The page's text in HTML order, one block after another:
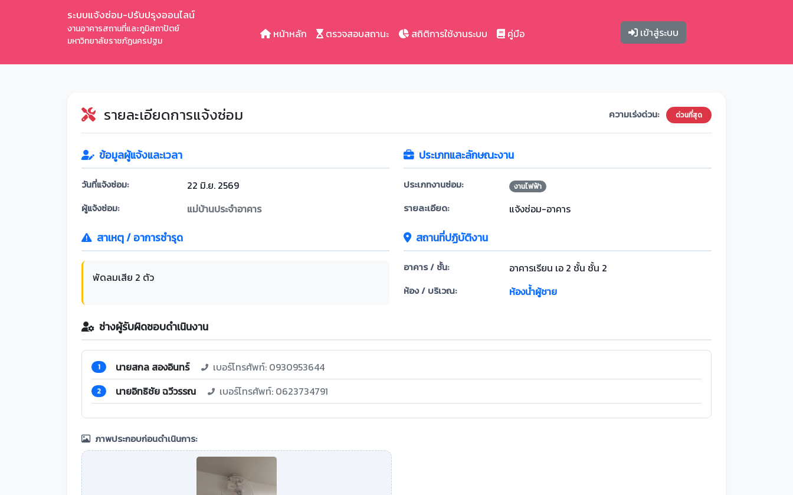
ระบบแจ้งซ่อม-ปรับปรุงออนไลน์
งานอาคารสถานที่และภูมิสถาปัตย์
มหาวิทยาลัยราชภัฏนครปฐม
หน้าหลัก ตรวจสอบสถานะ สถิติการใช้งานระบบ คู่มือ เข้าสู่ระบบ
รายละเอียดการแจ้งซ่อม ความเร่งด่วน: ด่วนที่สุด
ข้อมูลผู้แจ้งและเวลา
วันที่แจ้งซ่อม: 22 มิ.ย. 2569
ผู้แจ้งซ่อม: แม่บ้านประจำอาคาร
ประเภทและลักษณะงาน
ประเภทงานซ่อม: งานไฟฟ้า
รายละเอียด: แจ้งซ่อม-อาคาร
สาเหตุ / อาการชำรุด
พัดลมเสีย 2 ตัว
สถานที่ปฏิบัติงาน
อาคาร / ชั้น: อาคารเรียน เอ 2 ชั้น ชั้น 2
ห้อง / บริเวณ: ห้องน้ำผู้ชาย
ช่างผู้รับผิดชอบดำเนินงาน
1 นายสกล สองอินทร์ เบอร์โทรศัพท์: 0930953644
2 นายอิทธิชัย ฉวีวรรณ เบอร์โทรศัพท์: 0623734791
ภาพประกอบก่อนดำเนินการ: